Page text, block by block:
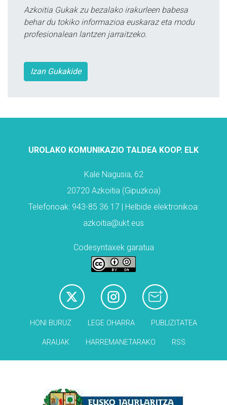
Azkoitia Gukak zu bezalako irakurleen babesa
behar du tokiko informazioa euskaraz eta modu
profesionalean lantzen jarraitzeko.
Izan Gukakide
UROLAKO KOMUNIKAZIO TALDEA KOOP. ELK
Kale Nagusia, 62
20720 Azkoitia (Gipuzkoa)
Telefonoak: 943-85 36 17 | Helbide elektronikoa:
azkoitia@ukt.eus
Codesyntaxek garatua
HONI BURUZ LEGE OHARRA PUBLIZITATEA
ARAUAK HARREMANETARAKO RSS